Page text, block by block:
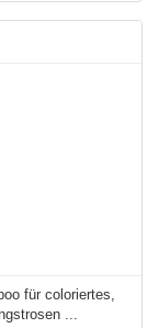
für coloriertes,
...